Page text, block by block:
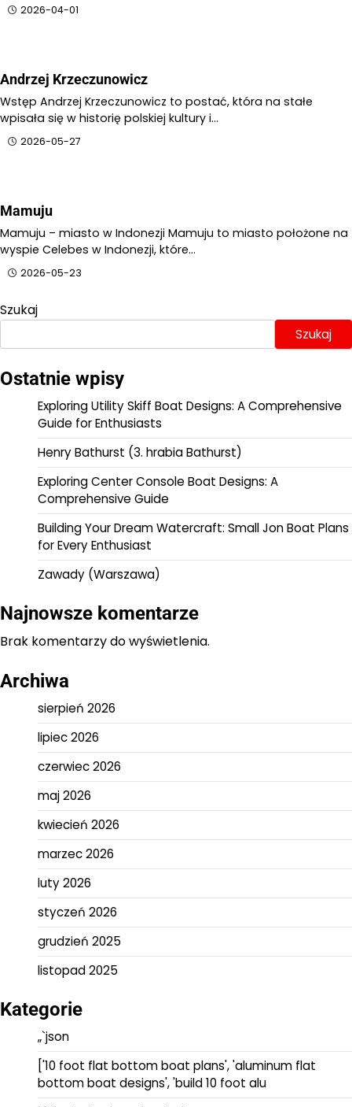
2026-04-01
Andrzej Krzeczunowicz
Wstęp Andrzej Krzeczunowicz to postać, która na stałe
wpisała się w historię polskiej kultury i…
2026-05-27
Mamuju
Mamuju – miasto w Indonezji Mamuju to miasto położone na
wyspie Celebes w Indonezji, które…
2026-05-23
Szukaj
Szukaj
Ostatnie wpisy
Exploring Utility Skiff Boat Designs: A Comprehensive
Guide for Enthusiasts
Henry Bathurst (3. hrabia Bathurst)
Exploring Center Console Boat Designs: A
Comprehensive Guide
Building Your Dream Watercraft: Small Jon Boat Plans
for Every Enthusiast
Zawady (Warszawa)
Najnowsze komentarze
Brak komentarzy do wyświetlenia.
Archiwa
sierpień 2026
lipiec 2026
czerwiec 2026
maj 2026
kwiecień 2026
marzec 2026
luty 2026
styczeń 2026
grudzień 2025
listopad 2025
Kategorie
„`json
['10 foot flat bottom boat plans', 'aluminum flat
bottom boat designs', 'build 10 foot alu